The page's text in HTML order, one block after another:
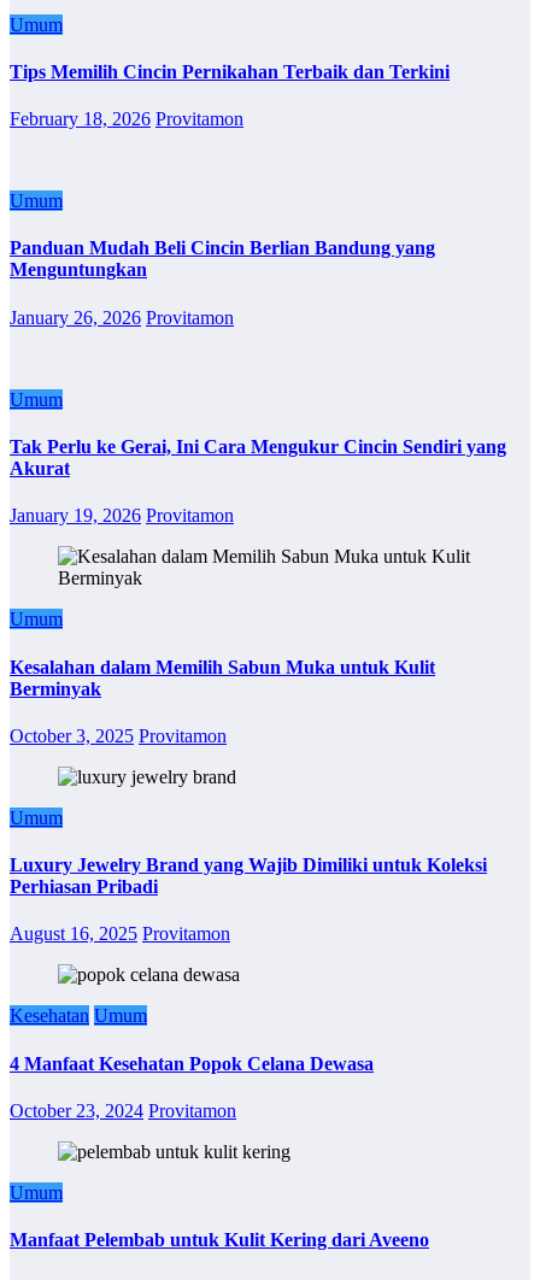
Umum
Tips Memilih Cincin Pernikahan Terbaik dan Terkini
February 18, 2026 Provitamon
Umum
Panduan Mudah Beli Cincin Berlian Bandung yang
Menguntungkan
January 26, 2026 Provitamon
Umum
Tak Perlu ke Gerai, Ini Cara Mengukur Cincin Sendiri yang
Akurat
January 19, 2026 Provitamon
Umum
Kesalahan dalam Memilih Sabun Muka untuk Kulit
Berminyak
October 3, 2025 Provitamon
Umum
Luxury Jewelry Brand yang Wajib Dimiliki untuk Koleksi
Perhiasan Pribadi
August 16, 2025 Provitamon
Kesehatan Umum
4 Manfaat Kesehatan Popok Celana Dewasa
October 23, 2024 Provitamon
Umum
Manfaat Pelembab untuk Kulit Kering dari Aveeno